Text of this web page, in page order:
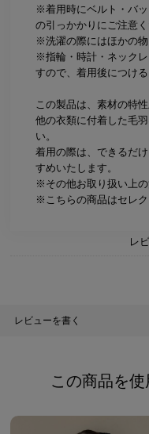
※着用時にベルト・バ
の引っかかりにご注意く
※洗濯の際にはほかの物
※指輪・時計・ネック
すので、着用後につけ
この製品は、素材の特
他の衣類に付着した毛
い。
着用の際は、できるだ
すめいたします。
※その他お取り扱い上の
※こちらの商品はセレク
レ
レビューを書く
この商品を